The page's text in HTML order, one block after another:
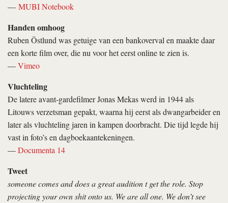
— MUBI Notebook
Handen omhoog
Ruben Östlund was getuige van een bankoverval en maakte daar
een korte film over, die nu voor het eerst online te zien is.
—Vimeo
Vluchteling
De latere avant-gardefilmer Jonas Mekas werd in 1944 als
Litouws verzetsman gepakt, waarna hij eerst als dwangarbeider en
later als vluchteling jaren in kampen doorbracht. Die tijd legde hij
vast in foto’s en dagboekaantekeningen.
—Documenta 14
Tweet
someone comes and does a great audition t get the role. Stop
projecting your own shit onto us. We are all one. We don’t see